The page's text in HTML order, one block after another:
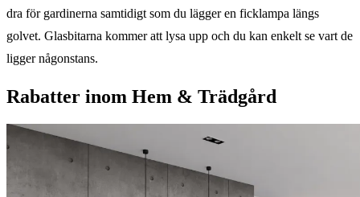
dra för gardinerna samtidigt som du lägger en ficklampa längs
golvet. Glasbitarna kommer att lysa upp och du kan enkelt se vart de
ligger någonstans.
Rabatter inom Hem & Trädgård